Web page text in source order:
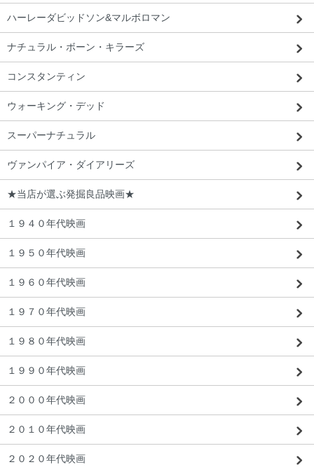
ハーレーダビッドソン&マルボロマン
ナチュラル・ボーン・キラーズ
コンスタンティン
ウォーキング・デッド
スーパーナチュラル
ヴァンパイア・ダイアリーズ
★当店が選ぶ発掘良品映画★
１９４０年代映画
１９５０年代映画
１９６０年代映画
１９７０年代映画
１９８０年代映画
１９９０年代映画
２０００年代映画
２０１０年代映画
２０２０年代映画